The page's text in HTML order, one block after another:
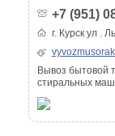
+7 (951)
г. Курск ул .
Вывоз бытовой
стиральных